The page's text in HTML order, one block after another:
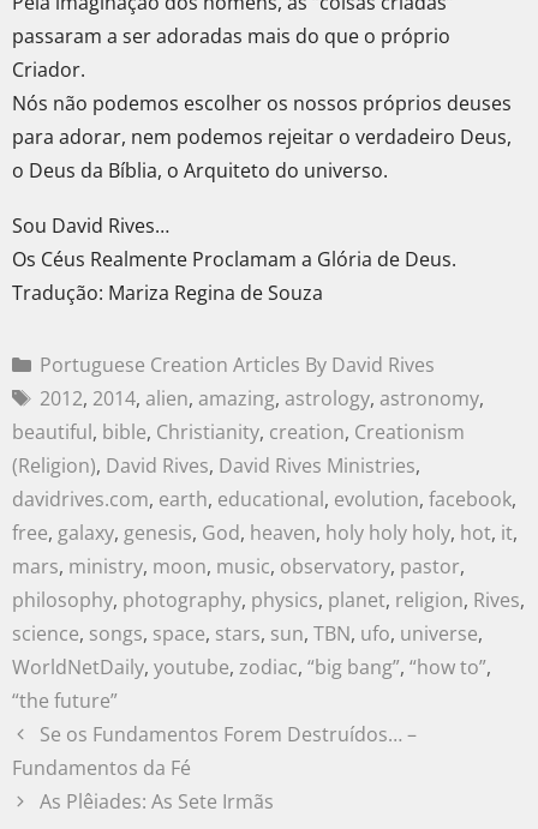
passaram a ser adoradas mais do que o próprio
Criador.
Nós não podemos escolher os nossos próprios deuses
para adorar, nem podemos rejeitar o verdadeiro Deus,
o Deus da Bíblia, o Arquiteto do universo.
Sou David Rives…
Os Céus Realmente Proclamam a Glória de Deus.
Tradução: Mariza Regina de Souza
Portuguese Creation Articles By David Rives
2012, 2014, alien, amazing, astrology, astronomy,
beautiful, bible, Christianity, creation, Creationism
(Religion), David Rives, David Rives Ministries,
davidrives.com, earth, educational, evolution, facebook,
free, galaxy, genesis, God, heaven, holy holy holy, hot, it,
mars, ministry, moon, music, observatory, pastor,
philosophy, photography, physics, planet, religion, Rives,
science, songs, space, stars, sun, TBN, ufo, universe,
WorldNetDaily, youtube, zodiac, “big bang”, “how to”,
“the future”
Se os Fundamentos Forem Destruídos… –
Fundamentos da Fé
As Plêiades: As Sete Irmãs